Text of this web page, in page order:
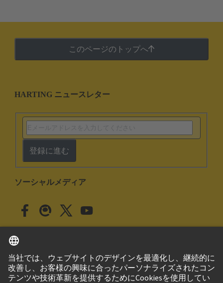
このページのトップへ
HARTING ニュースレター
登録に進む
ソーシャルメディア
日本 日本語